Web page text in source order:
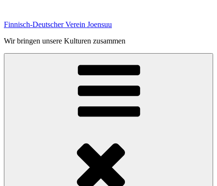
springen
Finnisch-Deutscher Verein Joensuu
Wir bringen unsere Kulturen zusammen